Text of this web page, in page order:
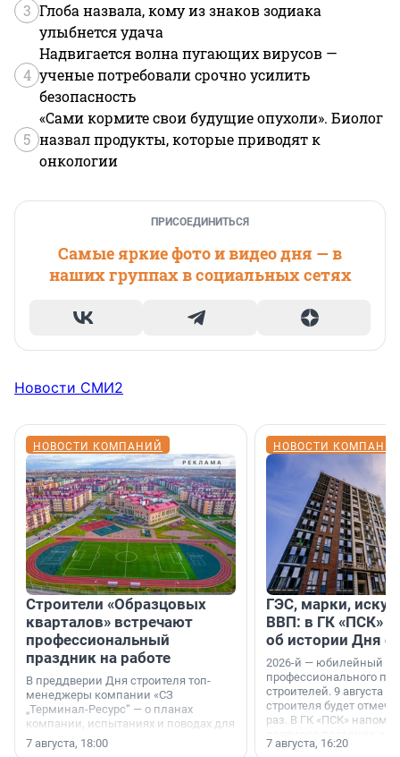
3 Глоба назвала, кому из знаков зодиака
улыбнется удача
4
Надвигается волна пугающих вирусов —
ученые потребовали срочно усилить
безопасность
5
«Сами кормите свои будущие опухоли». Биолог
назвал продукты, которые приводят к
онкологии
ПРИСОЕДИНИТЬСЯ
Самые яркие фото и видео дня — в
наших группах в социальных сетях
Новости СМИ2
НОВОСТИ КОМПАНИЙ
Строители «Образцовых
кварталов» встречают
профессиональный
праздник на работе
В преддверии Дня строителя топ-
менеджеры компании «СЗ
„Терминал-Ресурс“ — о планах
компании, испытаниях и поводах для
осторожного оптимизма.
7 августа, 18:00
НОВОСТИ
ГЭС, марки,
ВВП: в ГК «ПСК»
об истории Дня
2026-й — юбилейный
профессионального
строителей. 9 августа
строителя будет
раз. В ГК «ПСК»
поменялась роль
7 августа, 16:20